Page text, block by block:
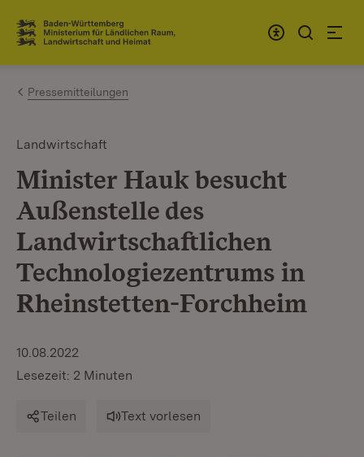
Zum Inhalt springen
Link zur Startseite
Pressemitteilungen
Landwirtschaft
Minister Hauk besucht
Außenstelle des
Landwirtschaftlichen
Technologiezentrums in
Rheinstetten-Forchheim
10.08.2022
Lesezeit: 2 Minuten
Teilen Text vorlesen